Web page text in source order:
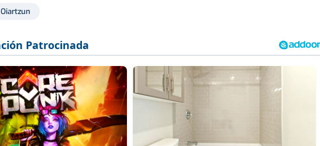
Oiartzun